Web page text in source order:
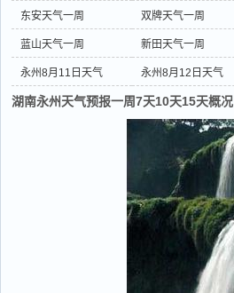
东安天气一周 双牌天气一周
蓝山天气一周 新田天气一周
永州8月11日天气 永州8月12日天气
湖南永州天气预报一周7天10天15天概况